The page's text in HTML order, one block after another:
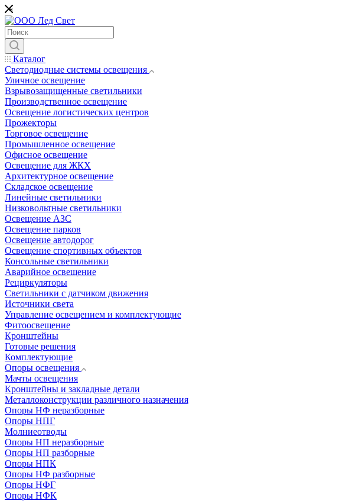
Каталог
Светодиодные системы освещения
Уличное освещение
Взрывозащищенные светильники
Производственное освещение
Освещение логистических центров
Прожекторы
Торговое освещение
Промышленное освещение
Офисное освещение
Освещение для ЖКХ
Архитектурное освещение
Складское освещение
Линейные светильники
Низковольтные светильники
Освещение АЗС
Освещение парков
Освещение автодорог
Освещение спортивных объектов
Консольные светильники
Аварийное освещение
Рециркуляторы
Светильники с датчиком движения
Источники света
Управление освещением и комплектующие
Фитоосвещение
Кронштейны
Готовые решения
Комплектующие
Опоры освещения
Мачты освещения
Кронштейны и закладные детали
Металлоконструкции различного назначения
Опоры НФ неразборные
Опоры НПГ
Молниеотводы
Опоры НП неразборные
Опоры НП разборные
Опоры НПК
Опоры НФ разборные
Опоры НФГ
Опоры НФК
*